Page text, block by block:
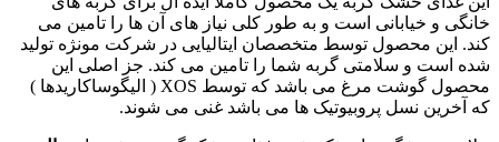
خانگی و خیابانی است و به طور کلی نیاز های آن ها را تامین می
کند. این محصول توسط متخصصان ایتالیایی در شرکت مونژه تولید
شده است و سلامتی گربه شما را تامین می کند. جز اصلی این
محصول گوشت مرغ می باشد که توسط XOS
( الیگوساکاریدها )
که آخرین نسل پروبیوتیک ها می باشد غنی می شوند.